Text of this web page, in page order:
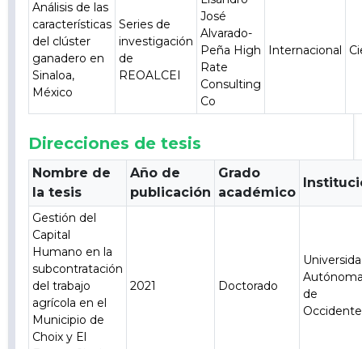
Análisis de las
características
del clúster
ganadero en
Sinaloa,
México
Series de
investigación
de
REOALCEI
José
Alvarado-
Peña High
Rate
Consulting
Co
Internacional
Direcciones de tesis
Nombre de
la tesis
Año de
publicación
Grado
académico
Gestión del
Capital
Humano en la
subcontratación
del trabajo
agrícola en el
Municipio de
Choix y El
2021 Doctorado
de
Occidente